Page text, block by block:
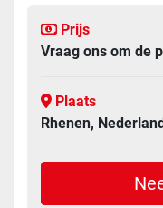
Prijs
Vraag ons om de
Plaats
Rhenen, Nederland